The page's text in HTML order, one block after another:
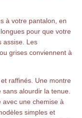
à votre pantalon, en
pour que votre
assise. Les
grises conviennent à
raffinés. Une montre
alourdir la tenue.
avec une chemise à
simples et